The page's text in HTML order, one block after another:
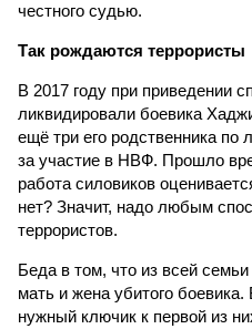
честного судью.
Так рождаются террористы
В 2017 году при приведении
ликвидировали боевика
ещё три его родственника
за участие в НВФ. Прошло
работа силовиков
нет? Значит, надо любым
террористов.
Беда в том, что из всей
мать и жена убитого
нужный ключик к первой из